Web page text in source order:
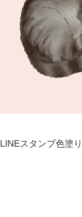
LINEスタンプ色塗